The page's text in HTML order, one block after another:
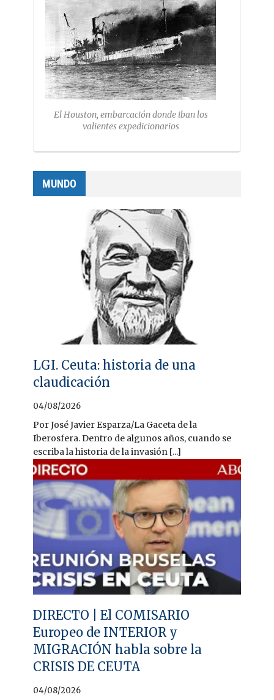
El Houston, embarcación donde iban los
valientes expedicionarios
MUNDO
LGI. Ceuta: historia de una
claudicación
04/08/2026
Por José Javier Esparza/La Gaceta de la
Iberosfera. Dentro de algunos años, cuando se
escriba la historia de la invasión [...]
DIRECTO | El COMISARIO
Europeo de INTERIOR y
MIGRACIÓN habla sobre la
CRISIS DE CEUTA
04/08/2026